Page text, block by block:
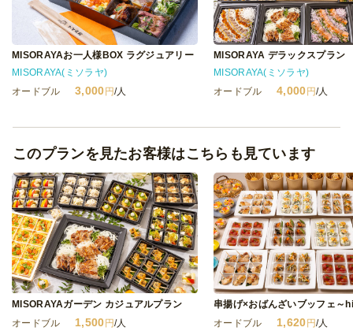
MISORAYAお一人様BOX ラグジュアリー
MISORAYA(ミソラヤ)
オードブル
3,000 円/人
MISORAYA デラックスプラン
MISORAYA(ミソラヤ)
オードブル
4,000 円/人
このプランを見たお客様はこちらも見ています
MISORAYAガーデン カジュアルプラン
オードブル
1,500円/人
串揚げ×おばんざいブッフェ～
オードブル
1,620円/人